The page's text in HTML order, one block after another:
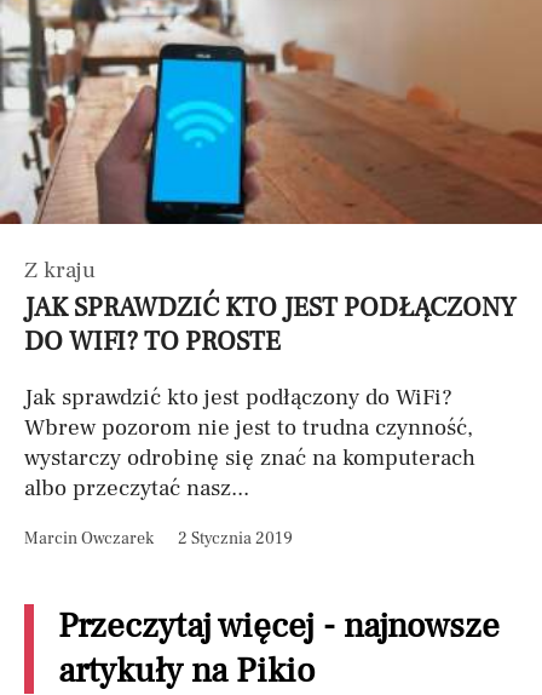
Z kraju
JAK SPRAWDZIĆ KTO JEST PODŁĄCZONY
DO WIFI? TO PROSTE
Jak sprawdzić kto jest podłączony do WiFi?
Wbrew pozorom nie jest to trudna czynność,
wystarczy odrobinę się znać na komputerach
albo przeczytać nasz...
Marcin Owczarek 2 Stycznia 2019
Przeczytaj więcej - najnowsze
artykuły na Pikio